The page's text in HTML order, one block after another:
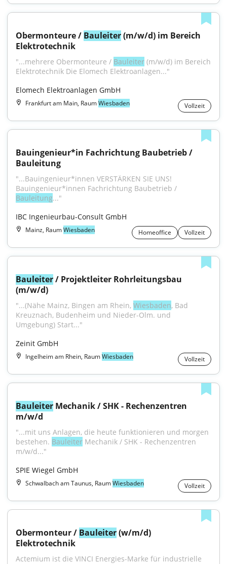
Obermonteure / Bauleiter (m/w/d) im Bereich
Elektrotechnik
"...mehrere Obermonteure / Bauleiter (m⁠/⁠w⁠/⁠d) im Bereich
Elektrotechnik Die Elomech Elektroanlagen..."
Elomech Elektroanlagen GmbH
Frankfurt am Main, RaumWiesbaden Vollzeit
Bauingenieur*in Fachrichtung Baubetrieb /
Bauleitung
"...Bauingenieur*innen VERSTÄRKEN SIE UNS!
Bauleitung..."
IBC Ingenieurbau-Consult GmbH
Mainz, RaumWiesbaden Homeoffice Vollzeit
Bauleiter / Projektleiter Rohrleitungsbau
(m/w/d)
"...(Nähe Mainz, Bingen am Rhein, Wiesbaden, Bad
Kreuznach, Budenheim und Nieder-Olm. und
Umgebung) Start..."
Zeinit GmbH
Ingelheim am Rhein, RaumWiesbaden Vollzeit
Bauleiter Mechanik / SHK - Rechenzentren
m/w/d
"...mit uns Anlagen, die heute funktionieren und morgen
bestehen. Bauleiter Mechanik / SHK - Rechenzentren
m/w/d..."
SPIE Wiegel GmbH
Schwalbach am Taunus, RaumWiesbaden Vollzeit
Obermonteur / Bauleiter (w/m/d)
Elektrotechnik
Actemium ist die VINCI Energies-Marke für industrielle